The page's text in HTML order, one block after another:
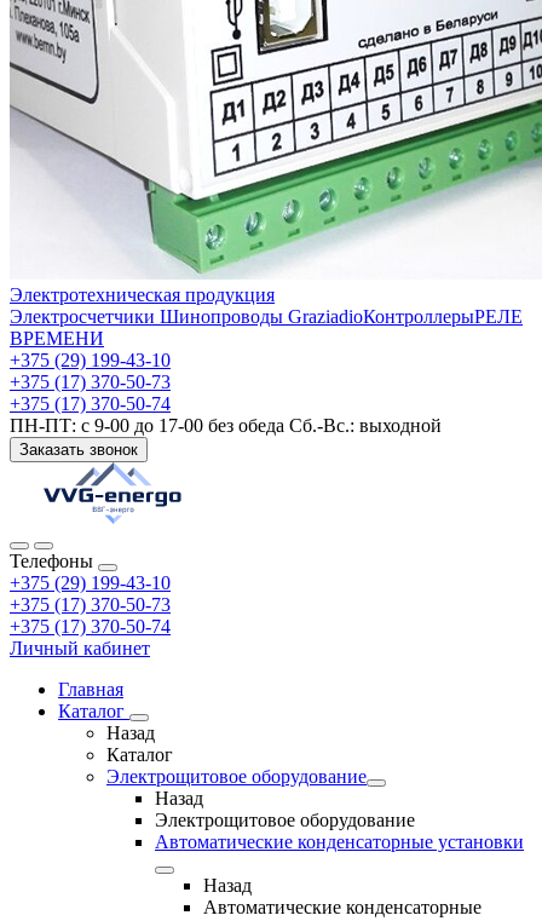
Электротехническая продукция
Электросчетчики Шинопроводы GraziadioКонтроллерыРЕЛЕ
ВРЕМЕНИ
+375 (29) 199-43-10
+375 (17) 370-50-73
+375 (17) 370-50-74
ПН-ПТ: с 9-00 до 17-00 без обеда Сб.-Вс.: выходной
Заказать звонок
Телефоны
+375 (29) 199-43-10
+375 (17) 370-50-73
+375 (17) 370-50-74
Личный кабинет
Главная
Каталог
Назад
Каталог
Электрощитовое оборудование
Назад
Электрощитовое оборудование
Автоматические конденсаторные установки
Назад
Автоматические конденсаторные